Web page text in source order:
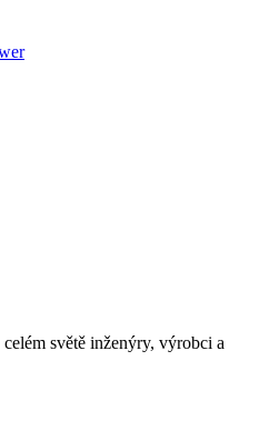
světě inženýry, výrobci a